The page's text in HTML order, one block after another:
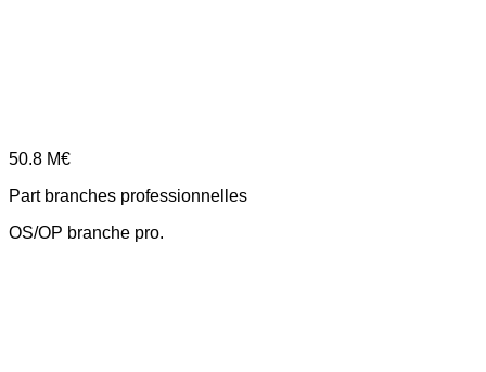
50.8 M€
Part branches professionnelles
OS/OP branche pro.